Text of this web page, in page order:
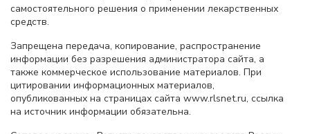
самостоятельного решения о применении лекарственных
средств.
Запрещена передача, копирование, распространение
информации без разрешения администратора сайта, а
также коммерческое использование материалов. При
цитировании информационных материалов,
опубликованных на страницах сайта www.rlsnet.ru, ссылка
на источник информации обязательна.